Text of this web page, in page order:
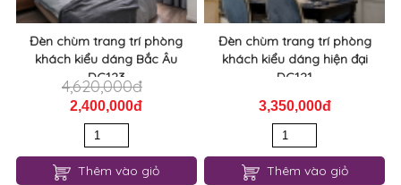
Đèn chùm trang trí phòng
khách kiểu dáng Bắc Âu
DC123
4,620,000đ
2,400,000đ
Thêm vào giỏ
Đèn chùm trang trí phòng
khách kiểu dáng hiện đại
DC121
3,350,000đ
Thêm vào giỏ